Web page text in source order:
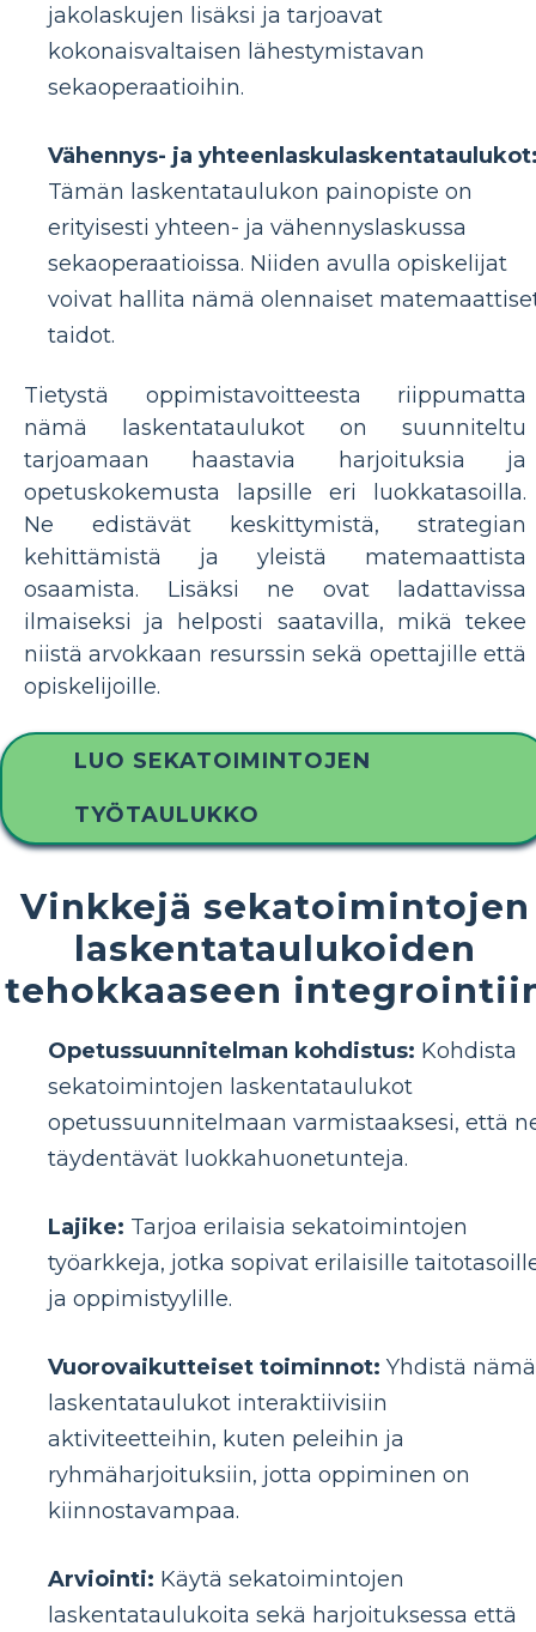
jakolaskujen lisäksi ja tarjoavat
kokonaisvaltaisen lähestymistavan
sekaoperaatioihin.
Vähennys- ja
Tämän laskentataulukon painopiste on
erityisesti yhteen- ja vähennyslaskussa
sekaoperaatioissa. Niiden avulla opiskelijat
voivat hallita nämä olennaiset
taidot.
Tietystä oppimistavoitteesta riippumatta
nämä laskentataulukot on suunniteltu
tarjoamaan haastavia harjoituksia ja
opetuskokemusta lapsille eri luokkatasoilla.
Ne edistävät keskittymistä, strategian
kehittämistä ja yleistä matemaattista
osaamista. Lisäksi ne ovat ladattavissa
ilmaiseksi ja helposti saatavilla, mikä tekee
niistä arvokkaan resurssin sekä opettajille että
opiskelijoille.
LUO SEKATOIMINTOJEN
TYÖTAULUKKO
Vinkkejä sekatoimintojen
laskentataulukoiden
tehokkaaseen
Opetussuunnitelman kohdistus: Kohdista
sekatoimintojen laskentataulukot
opetussuunnitelmaan varmistaaksesi, että
täydentävät luokkahuonetunteja.
Lajike: Tarjoa erilaisia ​​sekatoimintojen
työarkkeja, jotka sopivat erilaisille
ja oppimistyylille.
Vuorovaikutteiset toiminnot: Yhdistä nämä
laskentataulukot interaktiivisiin
aktiviteetteihin, kuten peleihin ja
ryhmäharjoituksiin, jotta oppiminen on
kiinnostavampaa.
Arviointi: Käytä sekatoimintojen
laskentataulukoita sekä harjoituksessa että